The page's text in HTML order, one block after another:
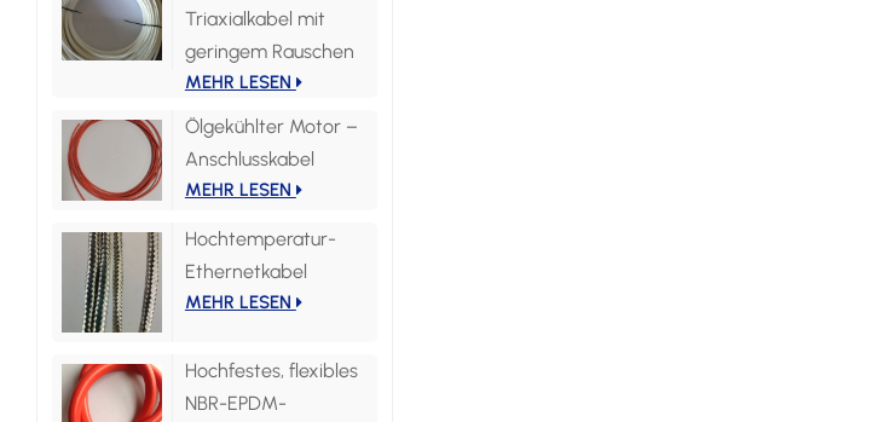
Triaxialkabel mit
geringem Rauschen
MEHR LESEN
Ölgekühlter Motor –
Anschlusskabel
MEHR LESEN
Hochtemperatur-
Ethernetkabel
MEHR LESEN
Hochfestes, flexibles
NBR-EPDM-